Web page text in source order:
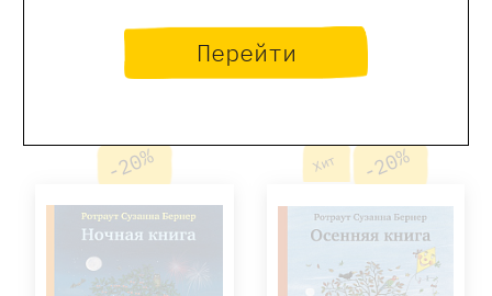
Перейти
Купить Купить
-20% Хит -20%